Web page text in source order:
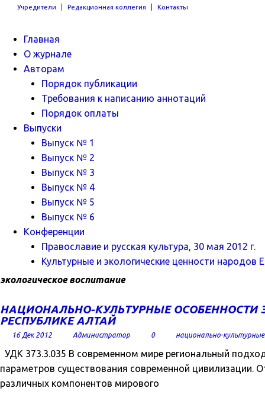
Учредители Редакционная коллегия Контакты
Главная
О журнале
Авторам
Порядок публикации
Требования к написанию аннотаций
Порядок оплаты
Выпуски
Выпуск № 1
Выпуск № 2
Выпуск № 3
Выпуск № 4
Выпуск № 5
Выпуск № 6
Конференции
Православие и русская культура, 30 мая 2012 г.
Культурные и экологические ценности народов
экологическое воспитание
НАЦИОНАЛЬНО-КУЛЬТУРНЫЕ
РЕСПУБЛИКЕ АЛТАЙ
16 Дек 2012 Администратор 0 национально-
УДК 373.3.035 В современном мире региональный
параметров существования современной цивилизации.
различных компонентов мирового